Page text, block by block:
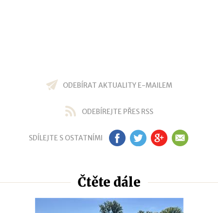
ODEBÍRAT AKTUALITY E-MAILEM
ODEBÍREJTE PŘES RSS
SDÍLEJTE S OSTATNÍMI FB TW GP EM
Čtěte dále